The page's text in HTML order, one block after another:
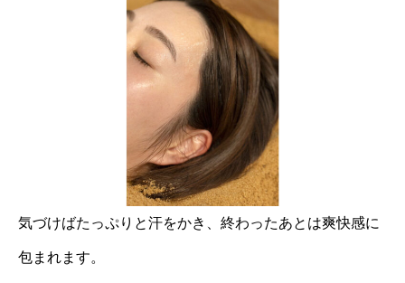
気づけばたっぷりと汗をかき、終わったあとは爽快感に
包まれます。